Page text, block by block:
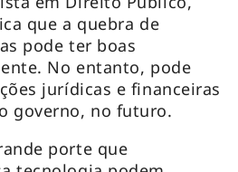
que a quebra de
pode ter boas
No entanto, pode
jurídicas e financeiras
governo, no futuro.
porte que